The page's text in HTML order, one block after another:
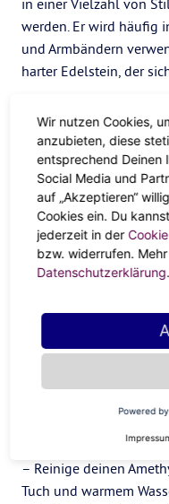
in einer Vielzahl von
werden. Er wird häufig
und Armbändern
harter Edelstein, der
und den Amethyst in
möchtest, gibt es
schlichter Amethyst-
eine schöne und
Outfit. Alternativ kann
Amethystarmband ein
einen Farbakzent
Wie alle Edelsteine
gewisse Pflege, um
ein paar Tipps für die
– Bewahre deinen
anderen Edelsteinen
– Reinige deinen
Tuch und warmem
Wir nutzen Cookies,
anzubieten, diese
entsprechend Deinen
Social Media und
auf „Akzeptieren“
Cookies ein. Du
jederzeit in der
bzw. widerrufen.
Datenschutzerklärung.
Powered by